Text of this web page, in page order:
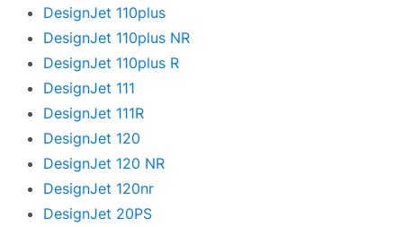
DesignJet 110plus
DesignJet 110plus NR
DesignJet 110plus R
DesignJet 111
DesignJet 111R
DesignJet 120
DesignJet 120 NR
DesignJet 120nr
DesignJet 20PS